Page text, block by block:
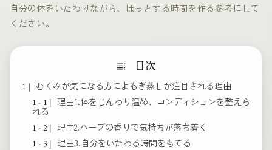
自分の体をいたわりながら、ほっとする時間を作る参考にして
ください。
むくみが気になる方によもぎ蒸しが注目される理由
理由1.体をじんわり温め、コンディションを整えら
れる
理由2.ハーブの香りで気持ちが落ち着く
理由3.自分をいたわる時間をもてる